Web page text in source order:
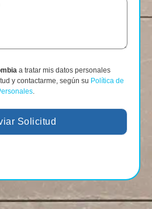
a tratar mis datos personales
y contactarme, según su Política de
Solicitud